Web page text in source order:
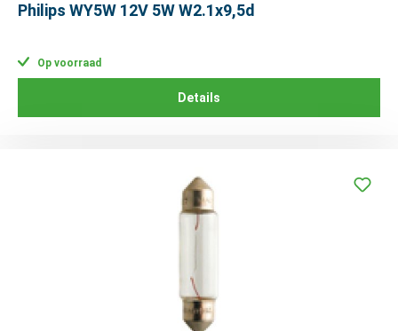
Philips WY5W 12V 5W W2.1x9,5d
Op voorraad
Details